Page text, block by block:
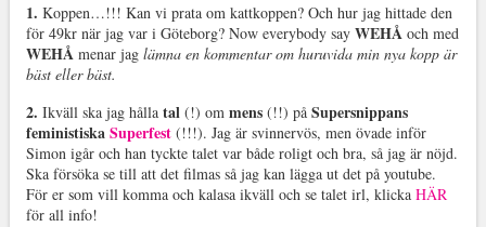
1. Koppen…!!! Kan vi prata om kattkoppen? Och hur jag hittade den
för 49kr när jag var i Göteborg? Now everybody say WEHÅoch med
WEHÅmenar jag lämna en kommentar om huruvida min nya kopp är
bäst eller bäst.
2. Ikväll ska jag hålla tal(!) om mens(!!) på Supersnippans
feministiskaSuperfest(!!!). Jag är svinnervös, men övade inför
Simon igår och han tyckte talet var både roligt och bra, så jag är nöjd.
Ska försöka se till att det filmas så jag kan lägga ut det på youtube.
För er som vill komma och kalasa ikväll och se talet irl, klicka HÄR
för all info!